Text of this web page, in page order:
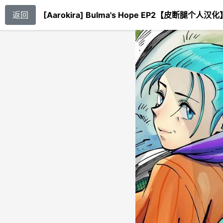
返回 [Aarokira] Bulma's Hope EP2【皮断腿个人汉化